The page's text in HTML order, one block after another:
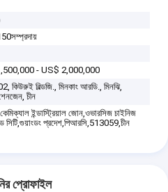
- US$ 2,000,000
কিউরুই বিল্ডজি., মিনকাং আরডি., মিনঝি,
চীন
কেমিক্যাল ইন্ডাস্ট্রিয়াল জোন,ওভারসিজ চাইনিজ
সিটি,গুয়াংডং প্রদেশ,পিআরসি,513059,চীন
প্রোফাইল